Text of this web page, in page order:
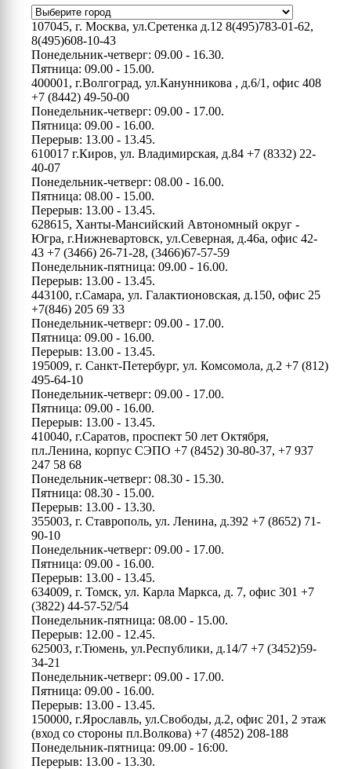
107045, г. Москва, ул.Сретенка д.12 8(495)783-01-62,
8(495)608-10-43
Понедельник-четверг: 09.00 - 16.30.
Пятница: 09.00 - 15.00.
400001, г.Волгоград, ул.Канунникова , д.6/1, офис 408
+7 (8442) 49-50-00
Понедельник-четверг: 09.00 - 17.00.
Пятница: 09.00 - 16.00.
Перерыв: 13.00 - 13.45.
610017 г.Киров, ул. Владимирская, д.84 +7 (8332) 22-
40-07
Понедельник-четверг: 08.00 - 16.00.
Пятница: 08.00 - 15.00.
Перерыв: 13.00 - 13.45.
628615, Ханты-Мансийский Автономный округ -
Югра, г.Нижневартовск, ул.Северная, д.46а, офис 42-
43 +7 (3466) 26-71-28, (3466)67-57-59
Понедельник-пятница: 09.00 - 16.00.
Перерыв: 13.00 - 13.45.
443100, г.Самара, ул. Галактионовская, д.150, офис 25
+7(846) 205 69 33
Понедельник-четверг: 09.00 - 17.00.
Пятница: 09.00 - 16.00.
Перерыв: 13.00 - 13.45.
195009, г. Санкт-Петербург, ул. Комсомола, д.2 +7 (812)
495-64-10
Понедельник-четверг: 09.00 - 17.00.
Пятница: 09.00 - 16.00.
Перерыв: 13.00 - 13.45.
410040, г.Саратов, проспект 50 лет Октября,
пл.Ленина, корпус СЭПО +7 (8452) 30-80-37, +7 937
247 58 68
Понедельник-четверг: 08.30 - 15.30.
Пятница: 08.30 - 15.00.
Перерыв: 13.00 - 13.30.
355003, г. Ставрополь, ул. Ленина, д.392 +7 (8652) 71-
90-10
Понедельник-четверг: 09.00 - 17.00.
Пятница: 09.00 - 16.00.
Перерыв: 13.00 - 13.45.
634009, г. Томск, ул. Карла Маркса, д. 7, офис 301 +7
(3822) 44-57-52/54
Понедельник-пятница: 08.00 - 15.00.
Перерыв: 12.00 - 12.45.
625003, г.Тюмень, ул.Республики, д.14/7 +7 (3452)59-
34-21
Понедельник-четверг: 09.00 - 17.00.
Пятница: 09.00 - 16.00.
Перерыв: 13.00 - 13.45.
150000, г.Ярославль, ул.Свободы, д.2, офис 201, 2 этаж
(вход со стороны пл.Волкова) +7 (4852) 208-188
Понедельник-пятница: 09.00 - 16:00.
Перерыв: 13.00 - 13.30.